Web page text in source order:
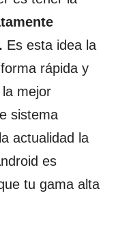
Es esta idea la
rápida y
mejor
sistema
actualidad la
es
tu gama alta